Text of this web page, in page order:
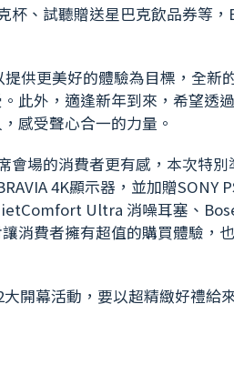
、試聽贈送星巴克飲品券等
供更美好的體驗為目標，全新
此外，適逢新年到來，希望透
感受聲心合一的力量。
會場的消費者更有感，本次特
4K顯示器，並加贈SONY
Ultra 消噪耳塞、
消費者擁有超值的購買體驗，
開幕活動，要以超精緻好禮給